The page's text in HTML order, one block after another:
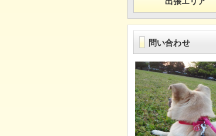
問い合わせ